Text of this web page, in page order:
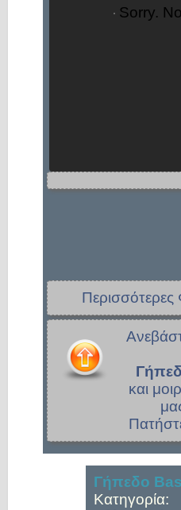
Sorry.
και
Γήπεδο
Κατηγορία: